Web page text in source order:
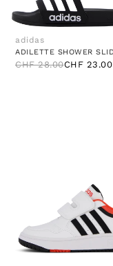
adidas
CHF 28.00CHF 23.00